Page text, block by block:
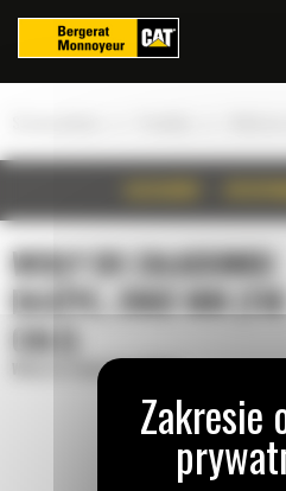
WIDŁY DO ZAŁADUNKU
DŁUŻYC, 2802 MM (110
CALI)
Widły do załadunku dłużyc
Panel zarządzania plikami cookies